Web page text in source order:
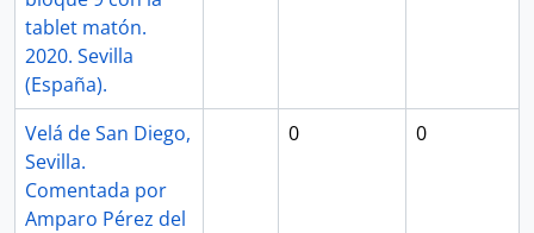
tablet matón.
2020. Sevilla
(España).
Velá de San Diego,
Sevilla.
Comentada por
Amparo Pérez del
0 0